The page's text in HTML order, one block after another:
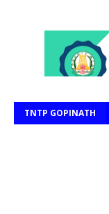
TNTP GOPINATH